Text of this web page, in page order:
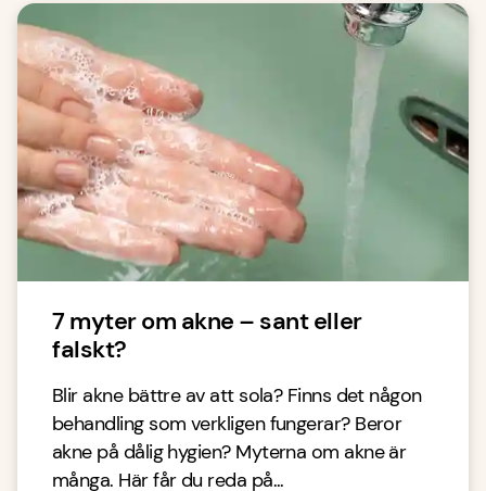
7 myter om akne – sant eller
falskt?
Blir akne bättre av att sola? Finns det någon
behandling som verkligen fungerar? Beror
akne på dålig hygien? Myterna om akne är
många. Här får du reda på...